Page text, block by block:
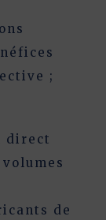
;
direct
de